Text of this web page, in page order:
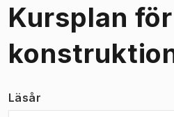
Kursplan
Läsår